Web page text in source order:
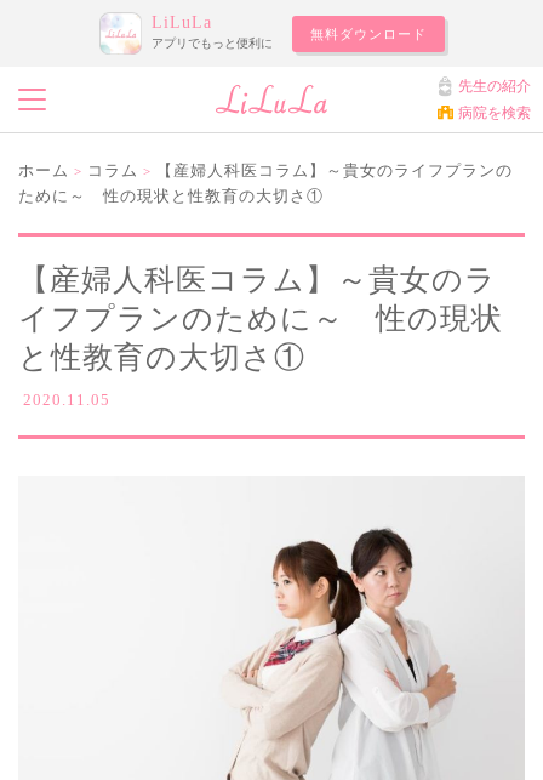
LiLuLa
アプリでもっと便利に
無料ダウンロード
先生の紹介
病院を検索
ホーム > コラム >
【産婦人科医コラム】～貴女のライフプランの
ために～ 性の現状と性教育の大切さ①
【産婦人科医コラム】～貴女のラ
イフプランのために～ 性の現状
と性教育の大切さ①
2020.11.05